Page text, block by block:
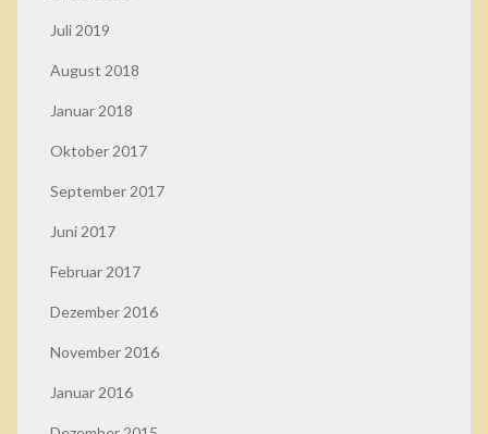
Juli 2019
August 2018
Januar 2018
Oktober 2017
September 2017
Juni 2017
Februar 2017
Dezember 2016
November 2016
Januar 2016